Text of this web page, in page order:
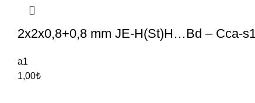
2x2x0,8+0,8 mm JE-H(St)H…Bd – Cca-
a1
1,00₺